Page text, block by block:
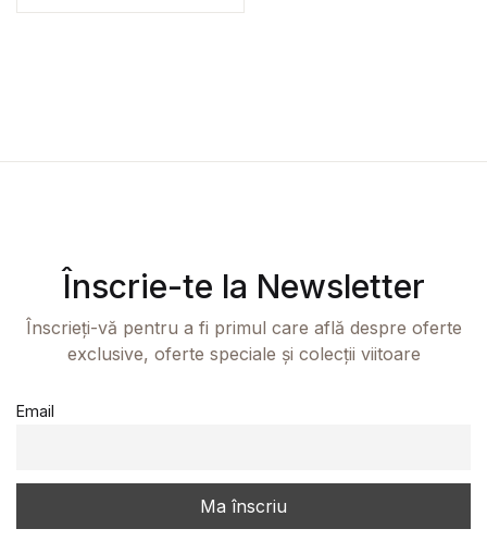
pe baza a
Înscrie-te la Newsletter
Înscrieți-vă pentru a fi primul care află despre oferte
exclusive, oferte speciale și colecții viitoare
Email